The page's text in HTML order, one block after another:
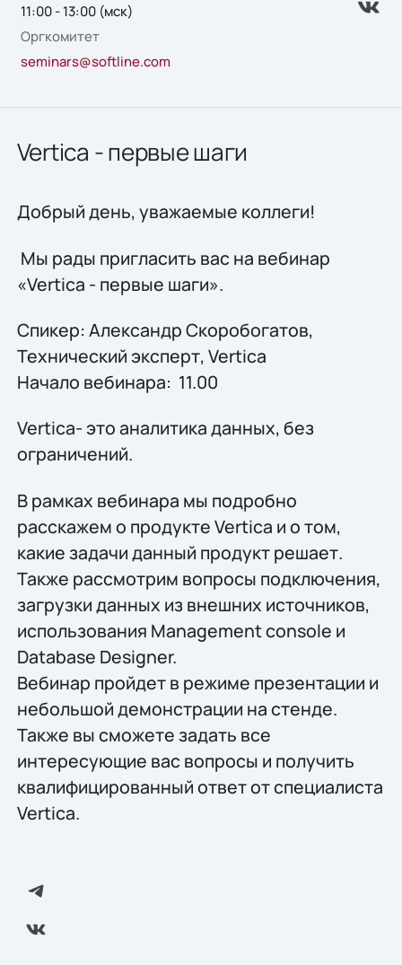
11:00 - 13:00 (мск)
Оргкомитет
seminars@softline.com
Vertica - первые шаги
Добрый день, уважаемые коллеги!
Мы рады пригласить вас на вебинар
«Vertica - первые шаги».
Спикер: Александр Скоробогатов,
Технический эксперт, Vertica
Начало вебинара: 11.00
Vertica- это аналитика данных, без
ограничений.
В рамках вебинара мы подробно
расскажем о продукте Vertica и о том,
какие задачи данный продукт решает.
Также рассмотрим вопросы подключения,
загрузки данных из внешних источников,
использования Management console и
Database Designer.
Вебинар пройдет в режиме презентации и
небольшой демонстрации на стенде.
Также вы сможете задать все
интересующие вас вопросы и получить
квалифицированный ответ от специалиста
Vertica.